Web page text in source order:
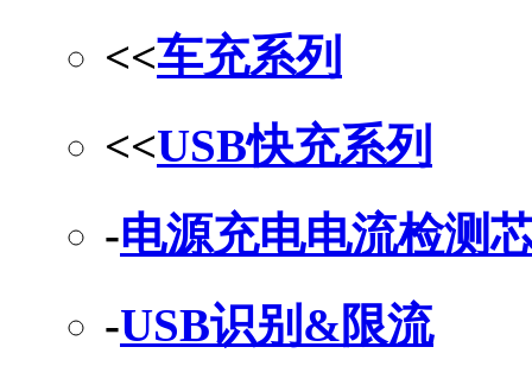
<<车充系列
<<USB快充系列
-电源充电电流检测
-USB识别&限流